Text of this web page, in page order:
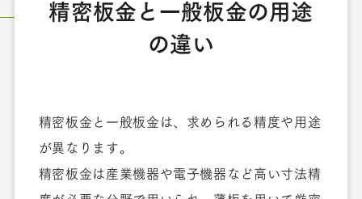
精密板金と一般板金の用途
の違い
精密板金と一般板金は、求められる精度や用途
が異なります。
精密板金は産業機器や電子機器など高い寸法精